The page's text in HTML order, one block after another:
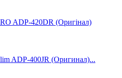
ADP-420DR (Оригінал)
ADP-400JR (Оригинал)...